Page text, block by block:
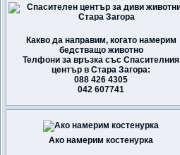
Какво да направим, когато намерим
бедстващо животно
Телфони за връзка със Спасителния
център в Стара Загора:
088 426 4305
042 607741
Ако намерим костенурка